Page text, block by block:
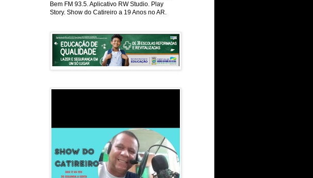
Bem FM 93.5. Aplicativo RW Studio. Play
Story. Show do Catireiro a 19 Anos no AR.